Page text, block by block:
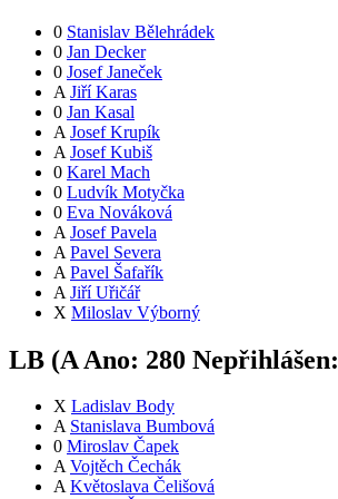
0 Stanislav Bělehrádek
0 Jan Decker
0 Josef Janeček
A Jiří Karas
0 Jan Kasal
A Josef Krupík
A Josef Kubiš
0 Karel Mach
0 Ludvík Motyčka
0 Eva Nováková
A Josef Pavela
A Pavel Severa
A Pavel Šafařík
A Jiří Uřičář
X Miloslav Výborný
LB (A Ano: 280 Nepřihlášen:
X Ladislav Body
A Stanislava Bumbová
0 Miroslav Čapek
A Vojtěch Čechák
A Květoslava Čelišová